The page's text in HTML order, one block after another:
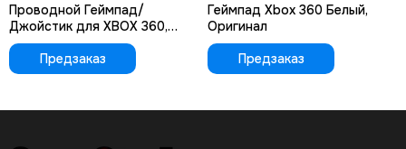
Проводной Геймпад/
Джойстик для XBOX 360,
красный (Красная упаковка)
Предзаказ
Геймпад Xbox 360 Белый,
Оригинал
Предзаказ